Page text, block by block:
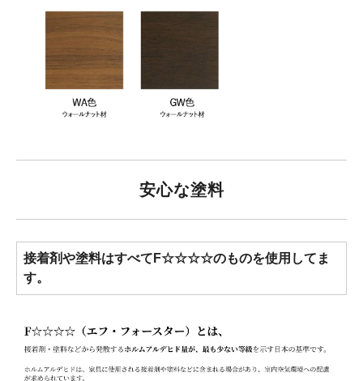
安心な塗料
接着剤や塗料はすべてF☆☆☆☆のものを使用してま
す。